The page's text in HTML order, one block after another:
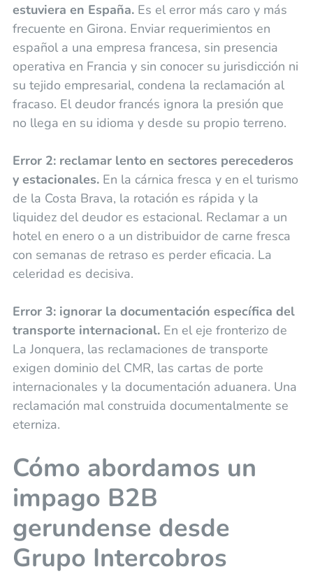
estuviera en España.Es el error más caro y más
frecuente en Girona. Enviar requerimientos en
español a una empresa francesa, sin presencia
operativa en Francia y sin conocer su jurisdicción ni
su tejido empresarial, condena la reclamación al
fracaso. El deudor francés ignora la presión que
no llega en su idioma y desde su propio terreno.
Error 2: reclamar lento en sectores perecederos
y estacionales.En la cárnica fresca y en el turismo
de la Costa Brava, la rotación es rápida y la
liquidez del deudor es estacional. Reclamar a un
hotel en enero o a un distribuidor de carne fresca
con semanas de retraso es perder eficacia. La
celeridad es decisiva.
Error 3: ignorar la documentación específica del
transporte internacional.En el eje fronterizo de
La Jonquera, las reclamaciones de transporte
exigen dominio del CMR, las cartas de porte
internacionales y la documentación aduanera. Una
reclamación mal construida documentalmente se
eterniza.
Cómo abordamos un
impago B2B
gerundense desde
Grupo Intercobros